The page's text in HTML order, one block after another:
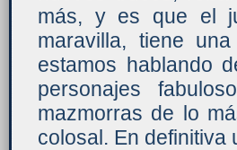
más, y es que el
maravilla, tiene
estamos hablando
personajes
mazmorras de lo
colosal. En definitiva